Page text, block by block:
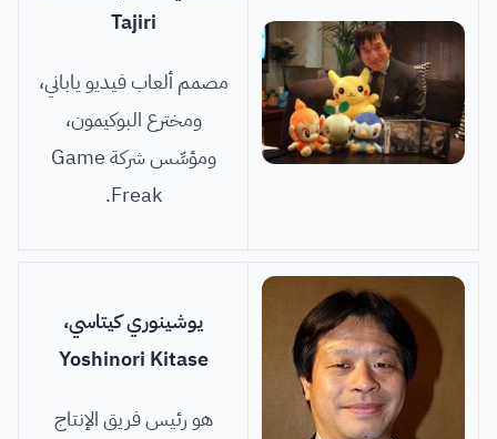
Tajiri
مصمم ألعاب فيديو ياباني،
ومخترع البوكيمون،
ومؤسِّس شركة Game
Freak.
يوشينوري كيتاسي،
Yoshinori Kitase
هو رئيس فريق الإنتاج